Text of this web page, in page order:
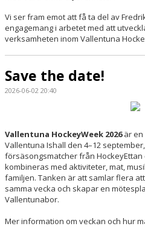
Vi ser fram emot att få ta del av
engagemang i arbetet med att
verksamheten inom Vallentuna
Save the date!
2026-06-02 20:40
Vallentuna HockeyWeek 2026är en
Vallentuna Ishall den 4–12
försäsongsmatcher från
kombineras med aktiviteter, mat,
familjen. Tanken är att samlar flera
samma vecka och skapar en
Vallentunabor.
Mer information om veckan och hur